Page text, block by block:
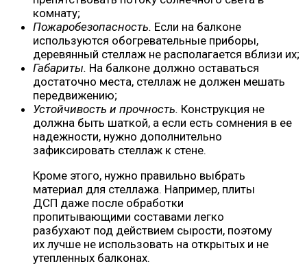
комнату;
Пожаробезопасность. Если на балконе
используются обогревательные приборы,
деревянный стеллаж не располагается вблизи их;
Габариты. На балконе должно оставаться
достаточно места, стеллаж не должен мешать
передвижению;
Устойчивость и прочность. Конструкция не
должна быть шаткой, а если есть сомнения в ее
надежности, нужно дополнительно
зафиксировать стеллаж к стене.
Кроме этого, нужно правильно выбрать
материал для стеллажа. Например, плиты
ДСП даже после обработки
пропитывающими составами легко
разбухают под действием сырости, поэтому
их лучше не использовать на открытых и не
утепленных балконах.